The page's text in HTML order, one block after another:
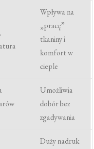
Wpływa na
„pracę”
tkaniny i
komfort w
cieple
Umożliwia
dobór bez
zgadywania
Duży nadruk